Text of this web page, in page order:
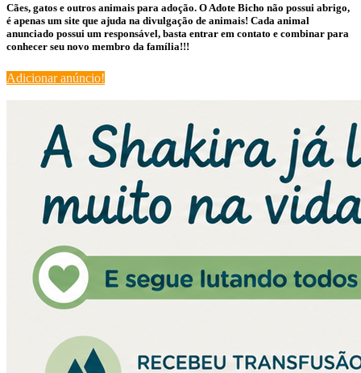
Cães, gatos e outros animais para adoção. O Adote Bicho não possui abrigo,
é apenas um site que ajuda na divulgação de animais! Cada animal
anunciado possui um responsável, basta entrar em contato e combinar para
conhecer seu novo membro da família!!!
Adicionar anúncio!